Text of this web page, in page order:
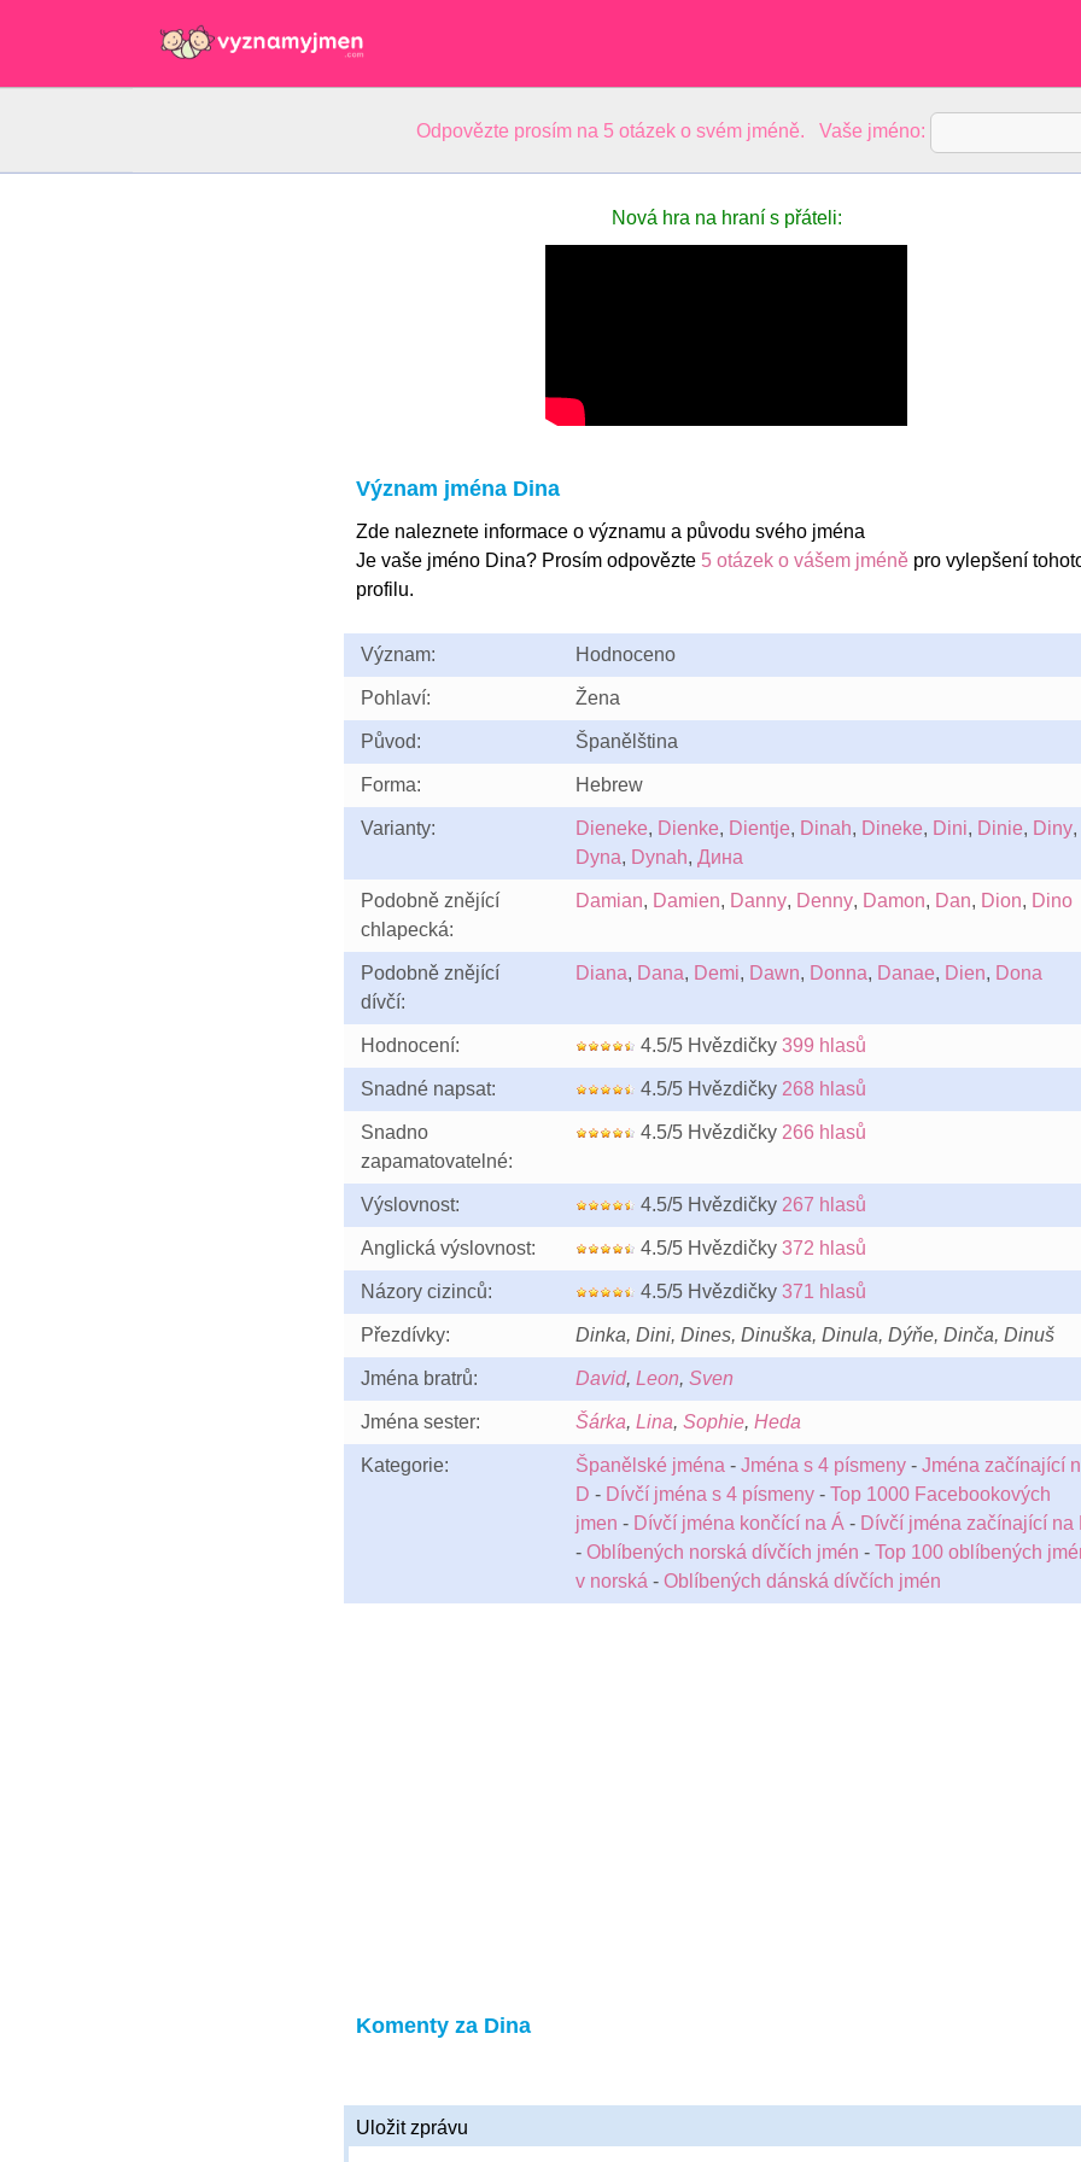
Odpovězte prosím na 5 otázek o svém jméně. Vaše jméno:
Nová hra na hraní s přáteli:
Význam jména Dina
Zde naleznete informace o významu a původu svého jména
Je vaše jméno Dina? Prosím odpovězte 5 otázek o vášem jméněpro vylepšení
profilu.
Význam: Hodnoceno
Pohlaví: Žena
Původ: Španělština
Forma: Hebrew
Varianty: Dieneke, Dienke, Dientje, Dinah, Dineke, Dini, Dinie, Diny,
Dyna, Dynah, Дина
Podobně znějící
chlapecká:
Damian, Damien, Danny, Denny, Damon, Dan, Dion, Dino
Podobně znějící
dívčí:
Diana, Dana, Demi, Dawn, Donna, Danae, Dien, Dona
Hodnocení: 4.5/5 Hvězdičky 399 hlasů
Snadné napsat: 4.5/5 Hvězdičky 268 hlasů
Snadno
zapamatovatelné:
4.5/5 Hvězdičky 266 hlasů
Výslovnost: 4.5/5 Hvězdičky 267 hlasů
Anglická výslovnost: 4.5/5 Hvězdičky 372 hlasů
Názory cizinců: 4.5/5 Hvězdičky 371 hlasů
Přezdívky: Dinka, Dini, Dines, Dinuška, Dinula, Dýňe, Dinča, Dinuš
Jména bratrů: David, Leon, Sven
Jména sester: Šárka, Lina, Sophie, Heda
Kategorie: Španělské jména - Jména s 4 písmeny- Jména začínající
D - Dívčí jména s 4 písmeny- Top 1000 Facebookových
jmen - Dívčí jména končící na Á - Dívčí jména začínající na
- Oblíbených norská dívčích jmén - Top 100 oblíbených
v norská - Oblíbených dánská dívčích jmén
Komenty za Dina
Uložit zprávu